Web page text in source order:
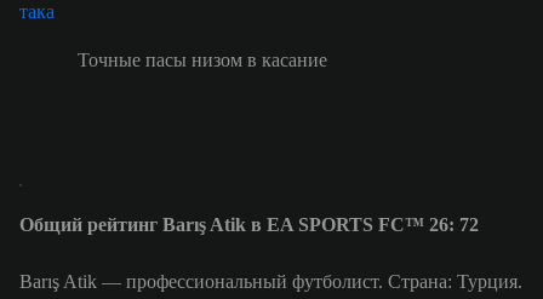
Точные пасы низом в касание
Общий рейтинг Barış Atik в EA SPORTS FC™ 26: 72
Barış Atik — профессиональный футболист. Страна: Турция.